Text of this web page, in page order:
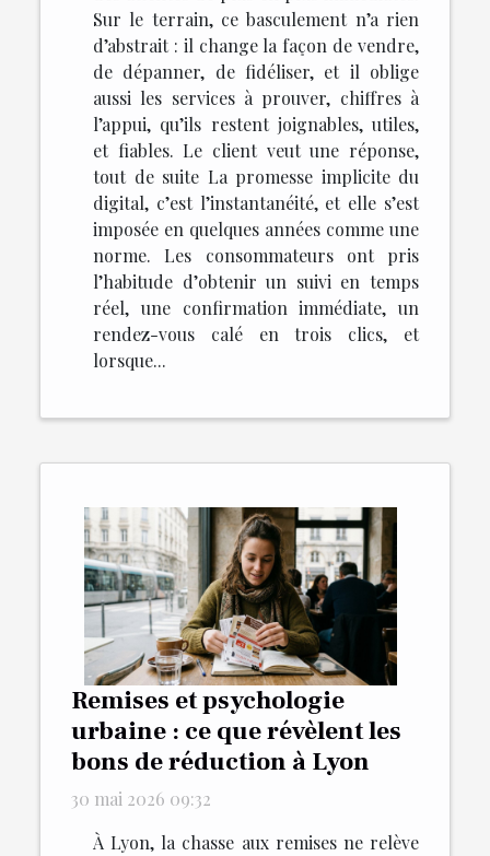
Sur le terrain, ce basculement n’a rien
d’abstrait : il change la façon de vendre,
de dépanner, de fidéliser, et il oblige
aussi les services à prouver, chiffres à
l’appui, qu’ils restent joignables, utiles,
et fiables. Le client veut une réponse,
tout de suite La promesse implicite du
digital, c’est l’instantanéité, et elle s’est
imposée en quelques années comme une
norme. Les consommateurs ont pris
l’habitude d’obtenir un suivi en temps
réel, une confirmation immédiate, un
rendez-vous calé en trois clics, et
lorsque...
Remises et psychologie
urbaine : ce que révèlent les
bons de réduction à Lyon
30 mai 2026 09:32
À Lyon, la chasse aux remises ne relève